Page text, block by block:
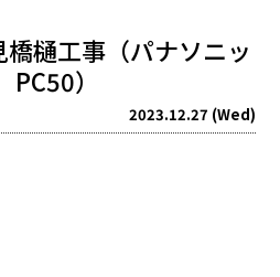
樋工事（パナソニッ
）
2023.12.27 (Wed)